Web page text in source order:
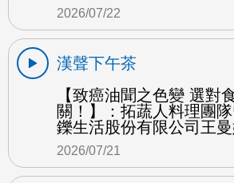
2026/07/22
漢聲下午茶
【致癌油聞之色變 選對
關！】：拓蔬人料理團
鑠生活股份有限公司王
2026/07/21